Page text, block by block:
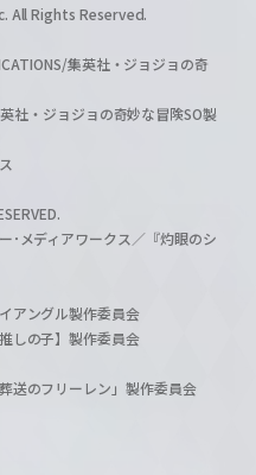
All Rights Reserved.
集英社・ジョジョの奇
社・ジョジョの奇妙な冒険SO製
･メディアワークス／『灼眼のシ
アングル製作委員会
しの子】製作委員会
送のフリーレン」製作委員会